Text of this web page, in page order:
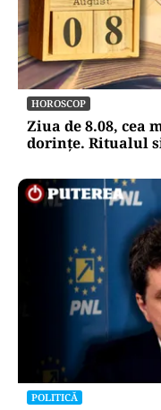
HOROSCOP
Ziua de 8.08, cea
dorințe. Ritualul
POLITICĂ